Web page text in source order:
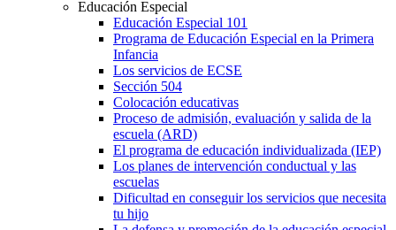
Educación Especial
Educación Especial 101
Programa de Educación Especial en la Primera
Infancia
Los servicios de ECSE
Sección 504
Colocación educativas
Proceso de admisión, evaluación y salida de la
escuela (ARD)
El programa de educación individualizada (IEP)
Los planes de intervención conductual y las
escuelas
Dificultad en conseguir los servicios que necesita
tu hijo